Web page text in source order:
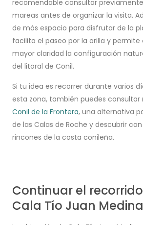
recomendable consultar
mareas antes de organizar la visita.
de más espacio para disfrutar de la
facilita el paseo por la orilla y permite
mayor claridad la configuración
del litoral de Conil.
Si tu idea es recorrer durante varios
esta zona, también puedes
Conil de la Frontera, una alternativa
de las Calas de Roche y descubrir
rincones de la costa conileña.
Continuar el
Cala Tío Juan Medina